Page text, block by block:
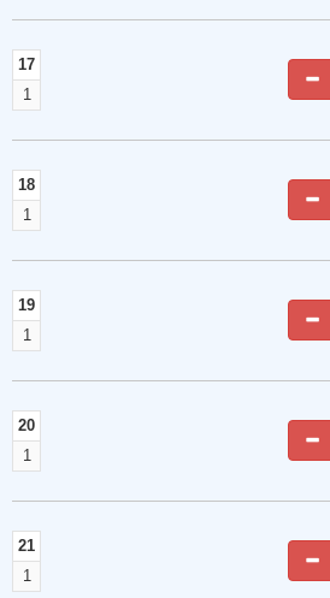
17
1
18
1
19
1
20
1
21
1